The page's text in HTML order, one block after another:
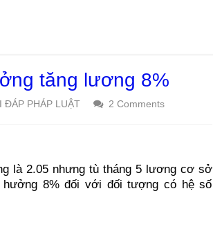
tăng lương 8%
ĐÁP PHÁP LUẬT
2 Comments
là 2.05 nhưng tù tháng 5 lương cơ sở
8% đối với đối tượng có hệ số